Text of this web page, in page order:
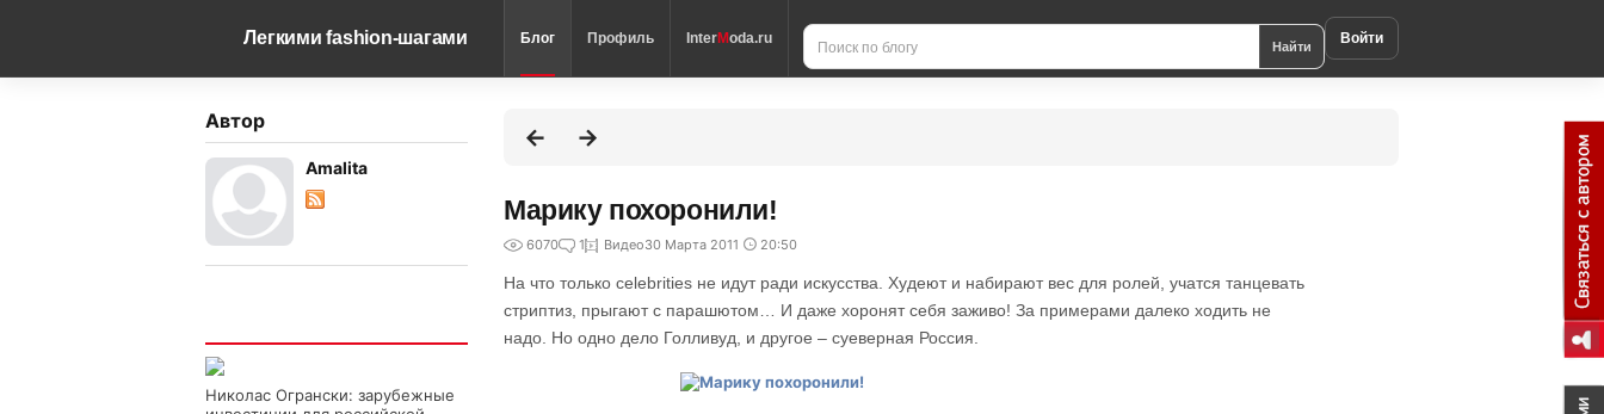
Легкими fashion-шагами Блог Профиль InterModa.ru Найти Войти
Автор
Amalita
Николас Огрански: зарубежные
Марику похоронили!
6070 1 Видео30 Марта 2011 20:50
На что только celebrities не идут ради искусства. Худеют и набирают вес для ролей, учатся танцевать
стриптиз, прыгают с парашютом… И даже хоронят себя заживо! За примерами далеко ходить не
надо. Но одно дело Голливуд, и другое – суеверная Россия.